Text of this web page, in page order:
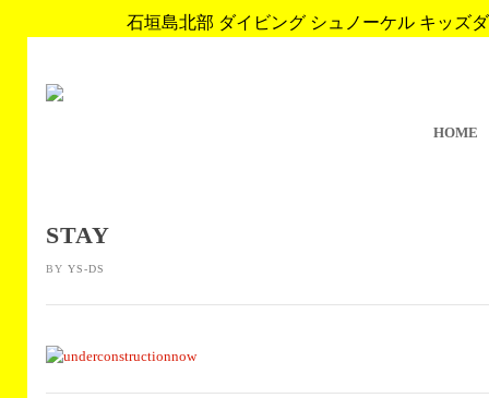
石垣島北部 ダイビング シュノーケル キッズ
HOME
STAY
BY YS-DS